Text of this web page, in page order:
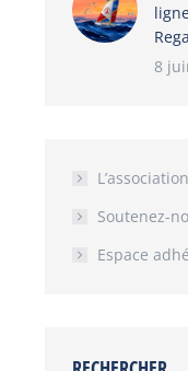
8
L’association
Soutenez-
Espace